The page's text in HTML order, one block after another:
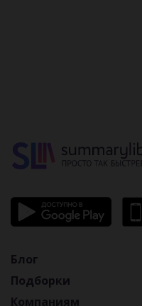
Блог
Подборки
Компаниям